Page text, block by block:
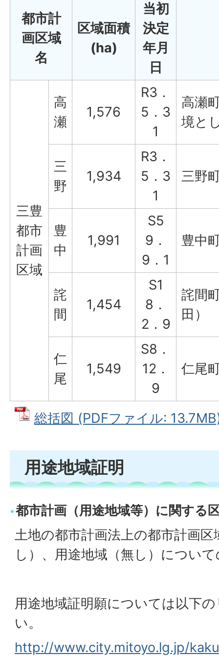
都市計
画区域
名
区域面積
(ha)
当初
決定
年月
日
三豊
都市
計画
区域
高
瀬
1,576
R3．
5．3
1
高瀬
境と
三
野
1,934
R3．
5．3
1
三野
豊
中
1,991
S5
9．
9．1
豊中
詫
間
1,454
S1
8．
2．9
詫間
田）
仁
尾
1,549
S8．
12．
9
仁尾
総括図 (PDFファイル:
用途地域証明
都市計画（用途地域等）に関する
土地の都市計画法上の都市計画区
し）、用途地域（無し）につい
用途地域証明願については以下
い。
http://www.city.mitoyo.lg.jp/